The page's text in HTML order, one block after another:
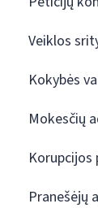
Veiklos
Kokybės
Mokesčių
Korupcijos
Pranešėjų